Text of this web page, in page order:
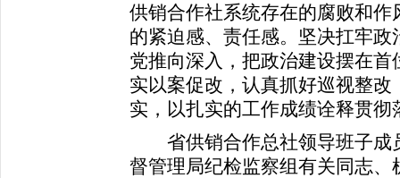
供销合作社系统存在的腐败和
的紧迫感、责任感。坚决扛牢
党推向深入，把政治建设摆在首
实以案促改，认真抓好巡视整
实，以扎实的工作成绩诠释贯
省供销合作总社领导班子成
督管理局纪检监察组有关同志